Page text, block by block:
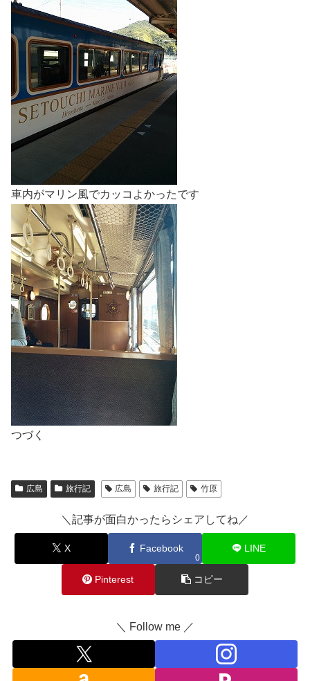
車内がマリン風でカッコよかったです
つづく
広島 旅行記 広島 旅行記 竹原
＼記事が面白かったらシェアしてね／
X Facebook
0
LINE
Pinterest コピー
＼ Follow me ／